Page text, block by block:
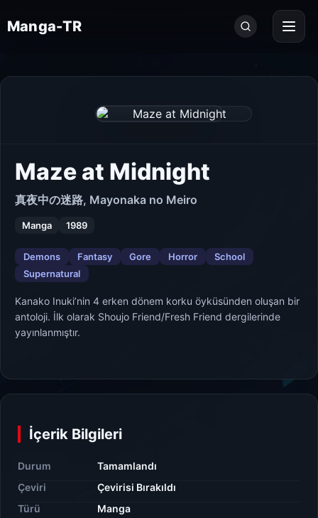
Manga-TR
Seri
ara...
Maze at Midnight
真夜中の迷路, Mayonaka no Meiro
Manga 1989
Demons Fantasy Gore Horror
School
Supernatural
Kanako Inuki’nin 4 erken dönem korku öyküsünden oluşan bir
antoloji. İlk olarak Shoujo Friend/Fresh Friend dergilerinde
yayınlanmıştır.
İçerik Bilgileri
Durum
Tamamlandı
Çeviri
Çevirisi Bırakıldı
Türü
Manga